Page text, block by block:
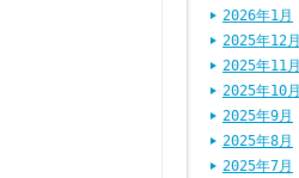
2026年1月
2025年12月
2025年11月
2025年10月
2025年9月
2025年8月
2025年7月